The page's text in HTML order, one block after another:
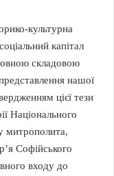
культурна
капітал
складовою
нашої
цієї тези
Національного
митрополита,
Софійського
входу до